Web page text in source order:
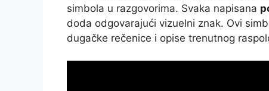
simbola u razgovorima. Svaka napisana
doda odgovarajući vizuelni znak. Ovi
dugačke rečenice i opise trenutnog